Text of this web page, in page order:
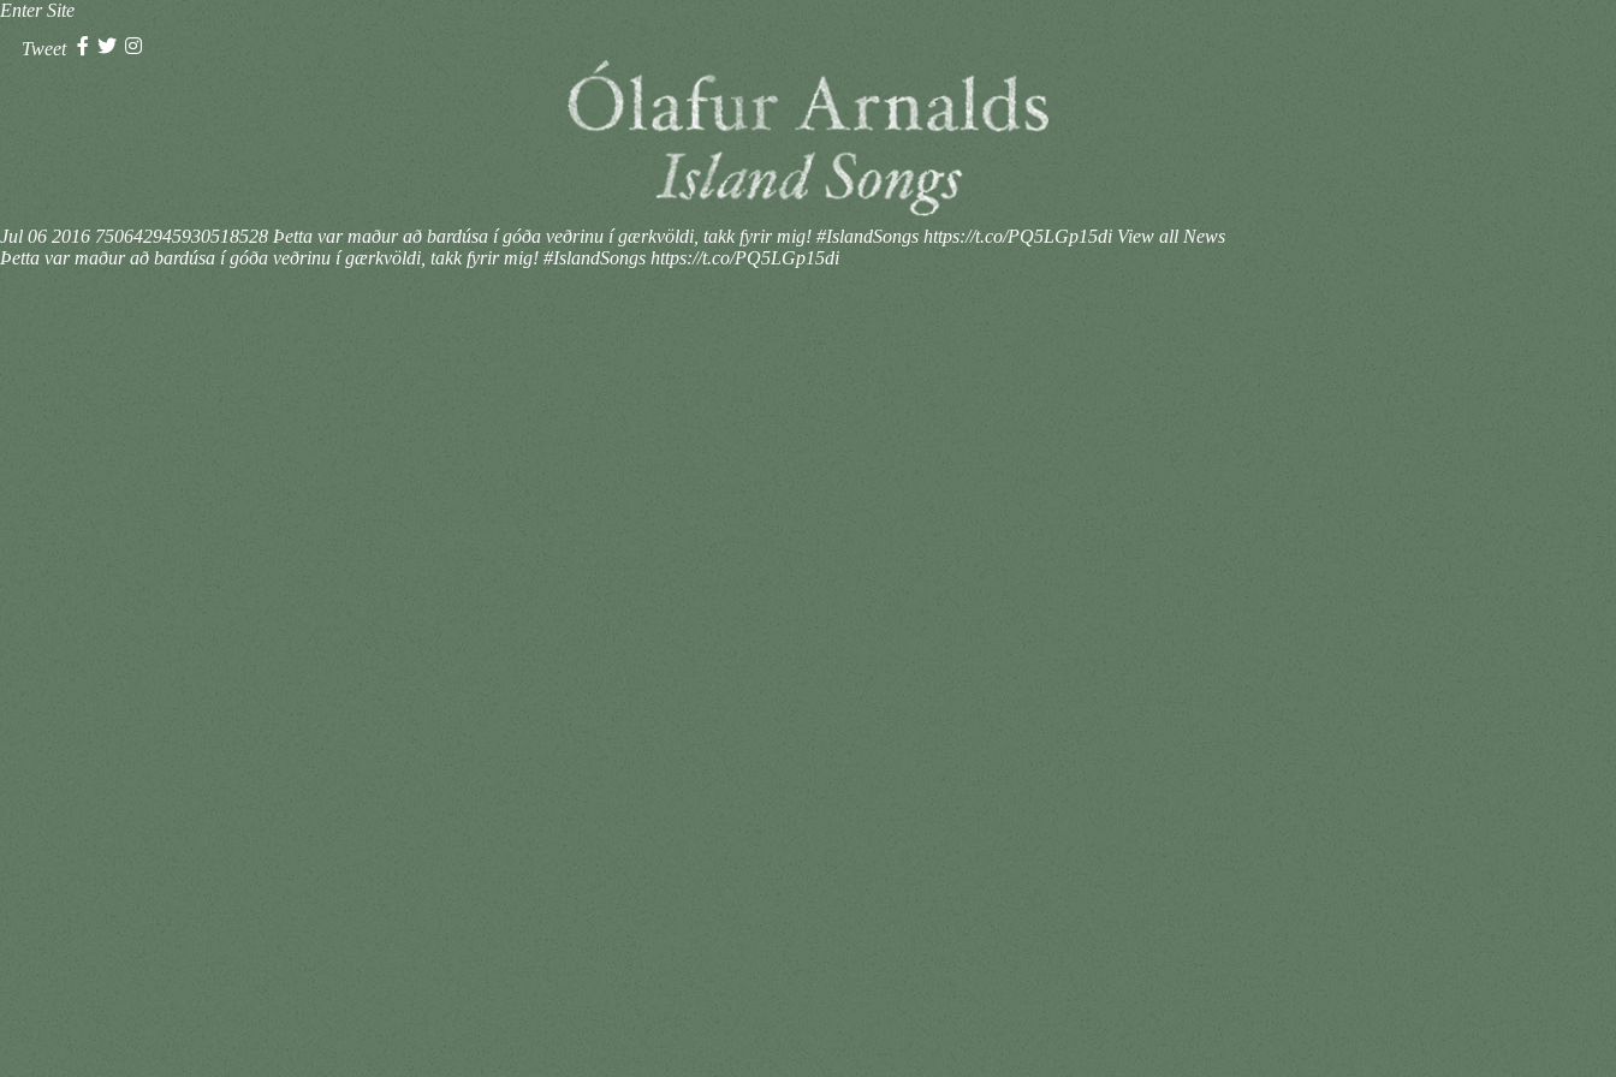
Enter Site
Tweet
Jul 06 2016 750642945930518528 Þetta var maður að bardúsa í góða veðrinu í gærkvöldi, takk fyrir mig! #IslandSongs https://t.co/PQ5LGp15di View all News
Þetta var maður að bardúsa í góða veðrinu í gærkvöldi, takk fyrir mig! #IslandSongs https://t.co/PQ5LGp15di